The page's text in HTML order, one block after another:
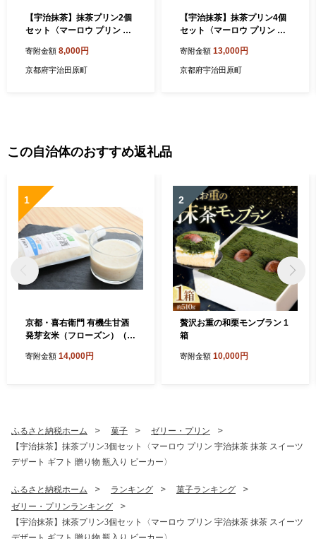
【宇治抹茶】抹茶プリン2個
セット〈マーロウ プリン 宇
ト ギフト 贈り物 瓶入り ビー
カー〉
寄附金額 8,000円
京都府宇治田原町
【宇治抹茶】抹茶プリン4個
セット〈マーロウ プリン 宇
ト ギフト 贈り物 瓶入り ビー
カー〉
寄附金額 13,000円
京都府宇治田原町
この自治体のおすすめ返礼品
1
京都・喜右衛門 有機生甘酒
発芽玄米（フローズン）（3
まざけ 甘酒 有機 オーガニッ
寄附金額 14,000円
2
贅沢お重の和栗モンブラン 1
箱
寄附金額 10,000円
ふるさと納税ホーム 菓子
ゼリー・プリン
【宇治抹茶】抹茶プリン3個セット〈マーロウ プリン 宇治抹茶 抹茶 スイーツ
デザート ギフト 贈り物 瓶入り ビーカー〉
ふるさと納税ホーム ランキング
菓子ランキング
ゼリー・プリンランキング
【宇治抹茶】抹茶プリン3個セット〈マーロウ プリン 宇治抹茶 抹茶 スイーツ